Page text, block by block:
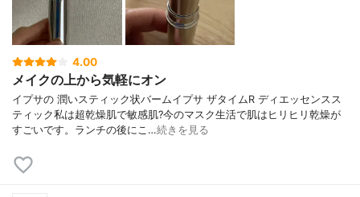
4.00
メイクの上から気軽にオン
イプサの 潤いスティック状バームイプサ ザタイムR ディエッセンスス
ティック私は超乾燥肌で敏感肌?今のマスク生活で肌はヒリヒリ乾燥が
すごいです。ランチの後にこ…続きを見る